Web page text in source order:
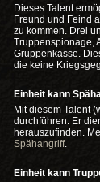
Dieses Talent
Freund und Feind
zu kommen. Drei
Truppenspionage,
Gruppenkasse.
die keine
Einheit kann
Mit diesem Talent
durchführen. Er
herauszufinden.
Spähangriff.
Einheit kann